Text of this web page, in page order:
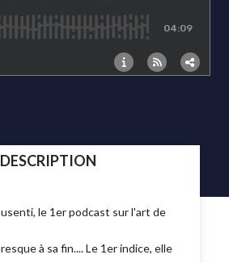
DESCRIPTION
le 1er podcast sur l'art de
à sa fin.... Le 1er indice, elle